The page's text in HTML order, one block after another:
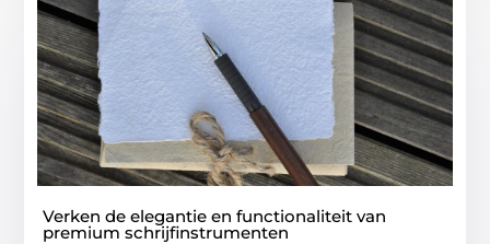
Verken de elegantie en functionaliteit van
premium schrijfinstrumenten